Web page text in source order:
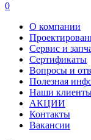
0
О компании
Сервис и
Сертификаты
Вопросы и
Полезная
Наши
АКЦИИ
Контакты
Вакансии